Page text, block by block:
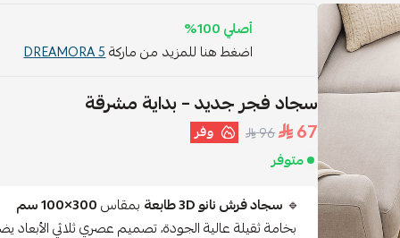
أصلي 100%
اضغط هنا للمزيد من ماركةDREAMORA 5
سجاد فجر جديد – بداية مشرقة
67
96 وفر
متوفر
🔹 سجاد فرش نانو 3D طابعة بمقاس300×100 سم
بخامة ثقيلة عالية الجودة، تصميم عصري ثلاثي